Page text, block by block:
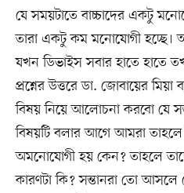
যে সময়টাতে বাচ্চাদের একটু
তারা একটু কম মনোযোগী
যখন ডিভাইস সবার হাতে হাতে
প্রশ্নের উত্তরে ডা. জোবায়ের
বিষয় নিয়ে আলোচনা করবো যে
বিষয়টি বলার আগে আমরা তাহলে
অমনোযোগী হয় কেন? তাহলে
কারণটা কি? সন্তানরা তো আসলে